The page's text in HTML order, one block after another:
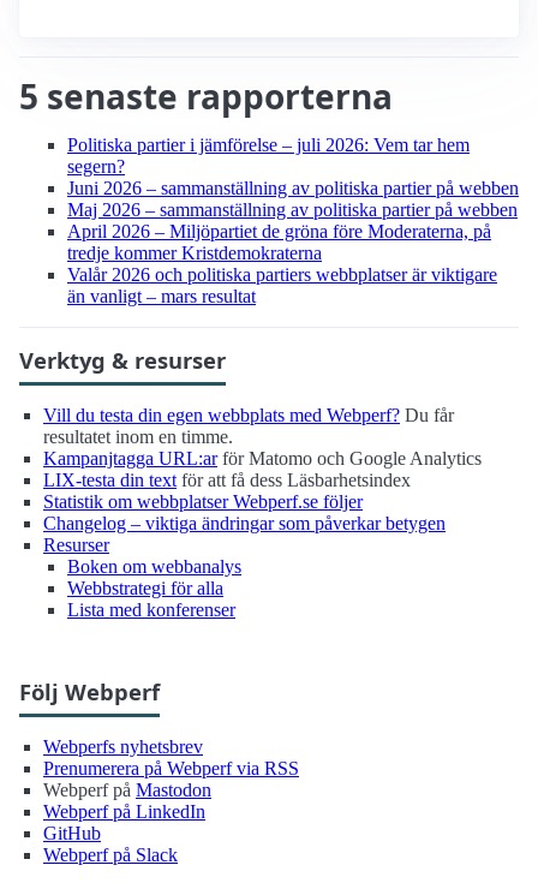
5 senaste rapporterna
Politiska partier i jämförelse – juli 2026: Vem tar hem
segern?
Juni 2026 – sammanställning av politiska partier på webben
Maj 2026 – sammanställning av politiska partier på webben
April 2026 – Miljöpartiet de gröna före Moderaterna, på
tredje kommer Krist­demokraterna
Valår 2026 och politiska partiers webbplatser är viktigare
än vanligt – mars resultat
Verktyg & resurser
Vill du testa din egen webbplats med Webperf? Du får
resultatet inom en timme.
Kampanjtagga URL:arför Matomo och Google Analytics
LIX-testa din text för att få dess Läsbarhetsindex
Statistik om webbplatser Webperf.se följer
Changelog – viktiga ändringar som påverkar betygen
Resurser
Boken om webbanalys
Webbstrategi för alla
Lista med konferenser
Följ Webperf
Webperfs nyhetsbrev
Prenumerera på Webperf via RSS
Webperf på Mastodon
Webperf på LinkedIn
GitHub
Webperf på Slack